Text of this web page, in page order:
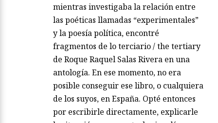
mientras investigaba la relación entre
las poéticas llamadas “experimentales”
y la poesía política, encontré
fragmentos de lo terciario / the tertiary
de Roque Raquel Salas Rivera en una
antología. En ese momento, no era
posible conseguir ese libro, o cualquiera
de los suyos, en España. Opté entonces
por escribirle directamente, explicarle